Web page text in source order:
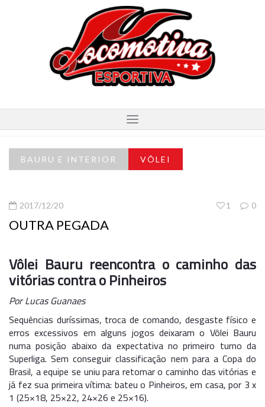
BAURU E INTERIOR VÔLEI
2017/12/20 0
1
OUTRA PEGADA
Vôlei Bauru reencontra o caminho das
vitórias contra o Pinheiros
Por Lucas Guanaes
Sequências duríssimas, troca de comando, desgaste físico e
erros excessivos em alguns jogos deixaram o Vôlei Bauru
numa posição abaixo da expectativa no primeiro turno da
Superliga. Sem conseguir classificação nem para a Copa do
Brasil, a equipe se uniu para retomar o caminho das vitórias e
já fez sua primeira vítima: bateu o Pinheiros, em casa, por 3 x
1 (25×18, 25×22, 24×26 e 25×16).